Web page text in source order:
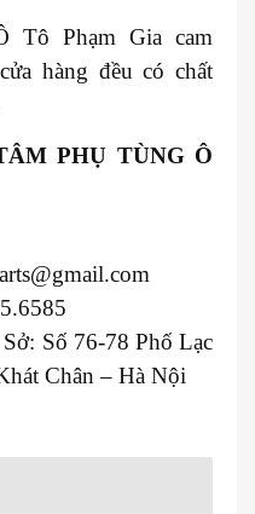
Tô Phạm Gia cam
hàng đều có chất
PHỤ TÙNG Ô
Số 76-78 Phố Lạc
Chân – Hà Nội